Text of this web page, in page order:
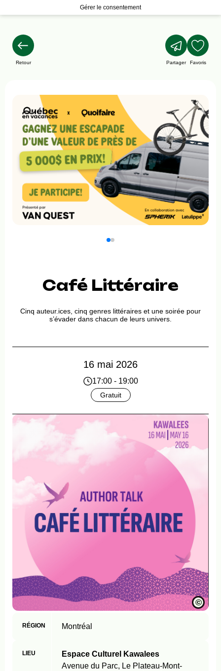
Gérer le consentement
Retour Partager Favoris
Café Littéraire
Cinq auteur.ices, cinq genres littéraires et une soirée pour
s’évader dans chacun de leurs univers.
16 mai 2026
17:00 - 19:00
Gratuit
©
RÉGION Montréal
LIEU
Espace Culturel Kawalees
Avenue du Parc, Le Plateau-Mont-